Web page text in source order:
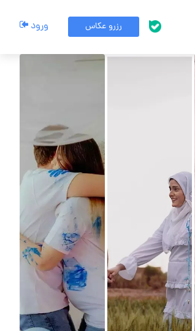
پشتیبانی بله رزرو عکاس ورود